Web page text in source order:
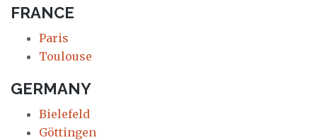
FRANCE
Paris
Toulouse
GERMANY
Bielefeld
Göttingen